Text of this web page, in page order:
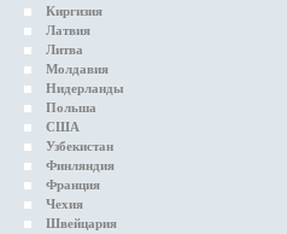
Киргизия
Латвия
Литва
Молдавия
Нидерланды
Польша
США
Узбекистан
Финляндия
Франция
Чехия
Швейцария